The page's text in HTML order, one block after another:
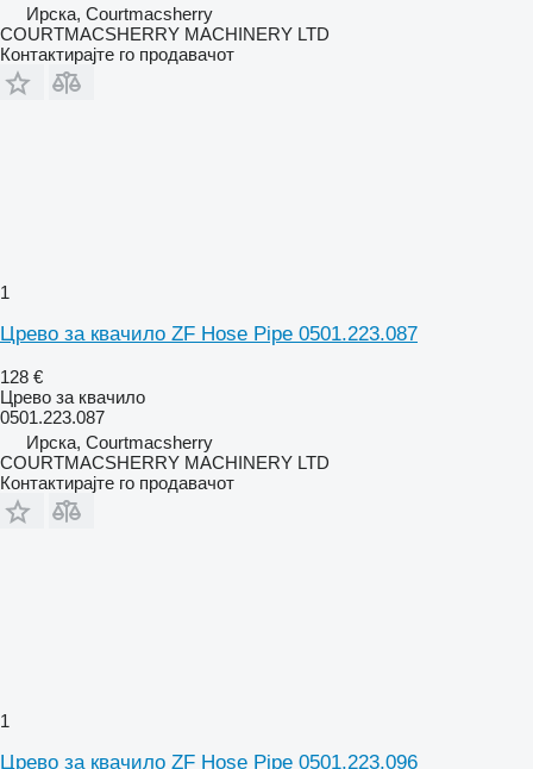
Ирска, Courtmacsherry
COURTMACSHERRY MACHINERY LTD
Контактирајте го продавачот
1
Црево за квачило ZF Hose Pipe 0501.223.087
128 €
Црево за квачило
0501.223.087
Ирска, Courtmacsherry
COURTMACSHERRY MACHINERY LTD
Контактирајте го продавачот
1
Црево за квачило ZF Hose Pipe 0501.223.096